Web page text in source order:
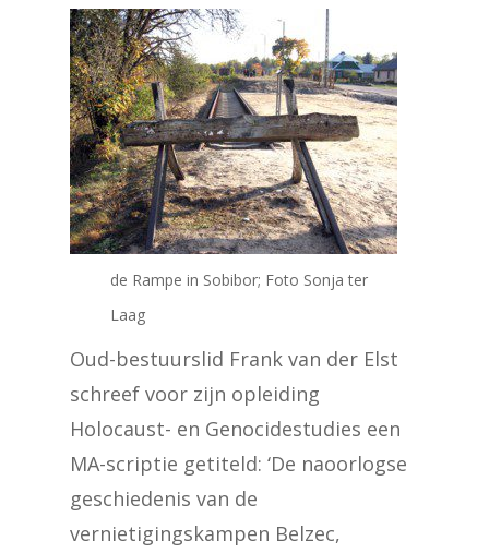
de Rampe in Sobibor; Foto Sonja ter
Laag
Oud-bestuurslid Frank van der Elst
schreef voor zijn opleiding
Holocaust- en Genocidestudies een
MA-scriptie getiteld: ‘De naoorlogse
geschiedenis van de
vernietigingskampen Belzec,